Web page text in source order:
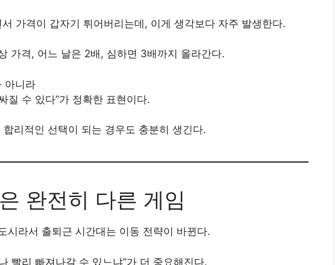
가격이 갑자기 튀어버리는데, 이게 생각보다 자주 발생한다.
가격, 어느 날은 2배, 심하면 3배까지 올라간다.
아니라
질 수 있다”가 정확한 표현이다.
리적인 선택이 되는 경우도 충분히 생긴다.
완전히 다른 게임
시라서 출퇴근 시간대는 이동 전략이 바뀐다.
빨리 빠져나갈 수 있느냐”가 더 중요해진다.